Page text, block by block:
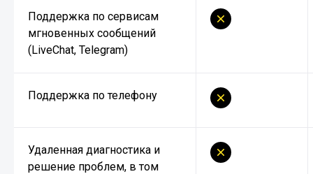
Поддержка по сервисам
мгновенных сообщений
(LiveChat, Telegram)
Поддержка по телефону
Удаленная диагностика и
решение проблем, в том